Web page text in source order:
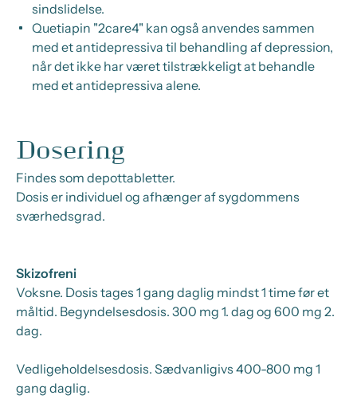
sindslidelse.
Quetiapin "2care4" kan også anvendes sammen
med et antidepressiva til behandling af depression,
når det ikke har været tilstrækkeligt at behandle
med et antidepressiva alene.
Dosering
Findes som depottabletter.
Dosis er individuel og afhænger af sygdommens
sværhedsgrad.
Skizofreni
Voksne. Dosis tages 1 gang daglig mindst 1 time før et
måltid. Begyndelsesdosis. 300 mg 1. dag og 600 mg 2.
dag.
Vedligeholdelsesdosis. Sædvanligivs 400-800 mg 1
gang daglig.